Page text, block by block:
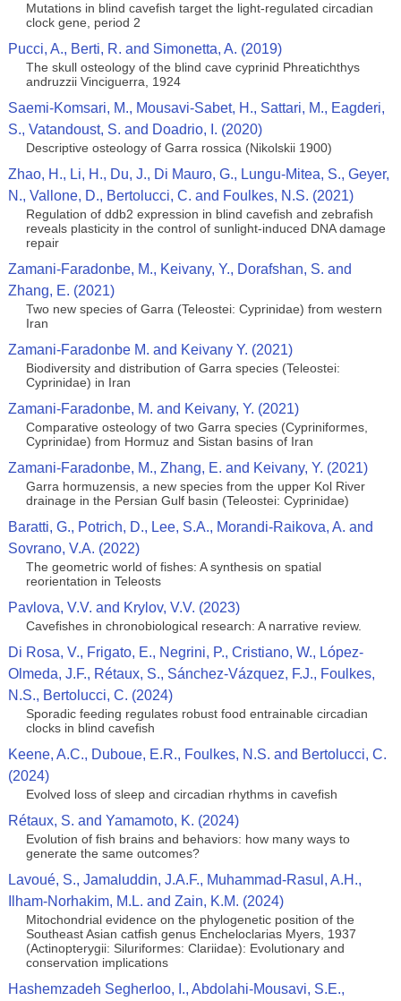
Mutations in blind cavefish target the light-regulated circadian
clock gene, period 2
Pucci, A., Berti, R. and Simonetta, A. (2019)
The skull osteology of the blind cave cyprinid Phreatichthys
andruzzii Vinciguerra, 1924
Saemi-Komsari, M., Mousavi-Sabet, H., Sattari, M., Eagderi,
S., Vatandoust, S. and Doadrio, I. (2020)
Descriptive osteology of Garra rossica (Nikolskii 1900)
Zhao, H., Li, H., Du, J., Di Mauro, G., Lungu-Mitea, S., Geyer,
N., Vallone, D., Bertolucci, C. and Foulkes, N.S. (2021)
Regulation of ddb2 expression in blind cavefish and zebrafish
reveals plasticity in the control of sunlight-induced DNA damage
repair
Zamani-Faradonbe, M., Keivany, Y., Dorafshan, S. and
Zhang, E. (2021)
Two new species of Garra (Teleostei: Cyprinidae) from western
Iran
Zamani-Faradonbe M. and Keivany Y. (2021)
Biodiversity and distribution of Garra species (Teleostei:
Cyprinidae) in Iran
Zamani-Faradonbe, M. and Keivany, Y. (2021)
Comparative osteology of two Garra species (Cypriniformes,
Cyprinidae) from Hormuz and Sistan basins of Iran
Zamani-Faradonbe, M., Zhang, E. and Keivany, Y. (2021)
Garra hormuzensis, a new species from the upper Kol River
drainage in the Persian Gulf basin (Teleostei: Cyprinidae)
Baratti, G., Potrich, D., Lee, S.A., Morandi-Raikova, A. and
Sovrano, V.A. (2022)
The geometric world of fishes: A synthesis on spatial
reorientation in Teleosts
Pavlova, V.V. and Krylov, V.V. (2023)
Cavefishes in chronobiological research: A narrative review.
Di Rosa, V., Frigato, E., Negrini, P., Cristiano, W., López-
Olmeda, J.F., Rétaux, S., Sánchez-Vázquez, F.J., Foulkes,
N.S., Bertolucci, C. (2024)
Sporadic feeding regulates robust food entrainable circadian
clocks in blind cavefish
Keene, A.C., Duboue, E.R., Foulkes, N.S. and Bertolucci, C.
(2024)
Evolved loss of sleep and circadian rhythms in cavefish
Rétaux, S. and Yamamoto, K. (2024)
Evolution of fish brains and behaviors: how many ways to
generate the same outcomes?
Lavoué, S., Jamaluddin, J.A.F., Muhammad-Rasul, A.H.,
Ilham-Norhakim, M.L. and Zain, K.M. (2024)
Mitochondrial evidence on the phylogenetic position of the
Southeast Asian catfish genus Encheloclarias Myers, 1937
(Actinopterygii: Siluriformes: Clariidae): Evolutionary and
conservation implications
Hashemzadeh Segherloo, I., Abdolahi‑Mousavi, S.E.,